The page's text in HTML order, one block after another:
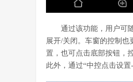
通过该功能，用户可
展开/关闭。车窗的控制
置，也可点击底部按钮，
此外，通过“中控点击设